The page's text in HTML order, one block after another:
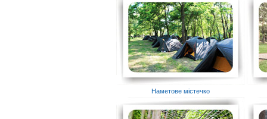
Наметове містечко